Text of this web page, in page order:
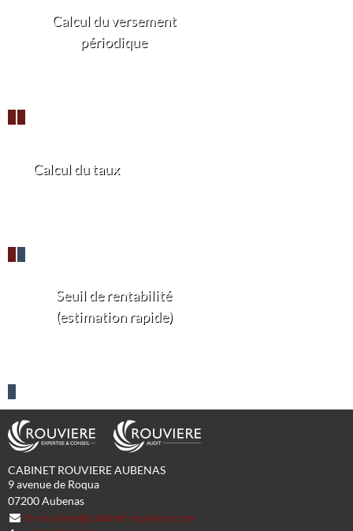
Calcul du versement
périodique
Calcul du taux
Seuil de rentabilité
(estimation rapide)
CABINET ROUVIERE AUBENAS
9 avenue de Roqua
07200Aubenas
ch-rouviere@cabinet-rouviere.com